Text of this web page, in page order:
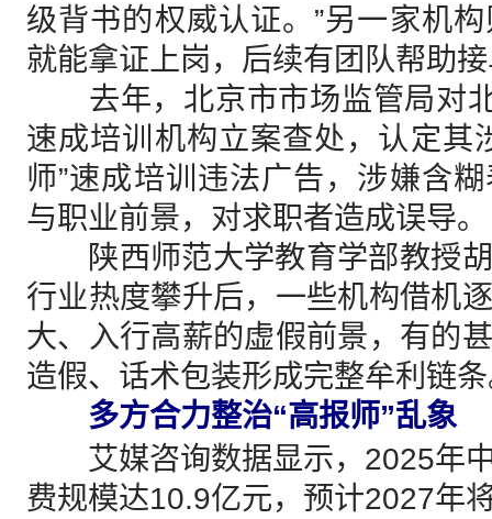
级背书的权威认证。”另一家机
就能拿证上岗，后续有团队帮助
去年，北京市市场监管局对北
速成培训机构立案查处，认定其
师”速成培训违法广告，涉嫌含
与职业前景，对求职者造成误导。
陕西师范大学教育学部教授胡
行业热度攀升后，一些机构借机
大、入行高薪的虚假前景，有的
造假、话术包装形成完整牟利链
多方合力整治“高报师”乱象
艾媒咨询数据显示，2025年中
费规模达10.9亿元，预计2027年